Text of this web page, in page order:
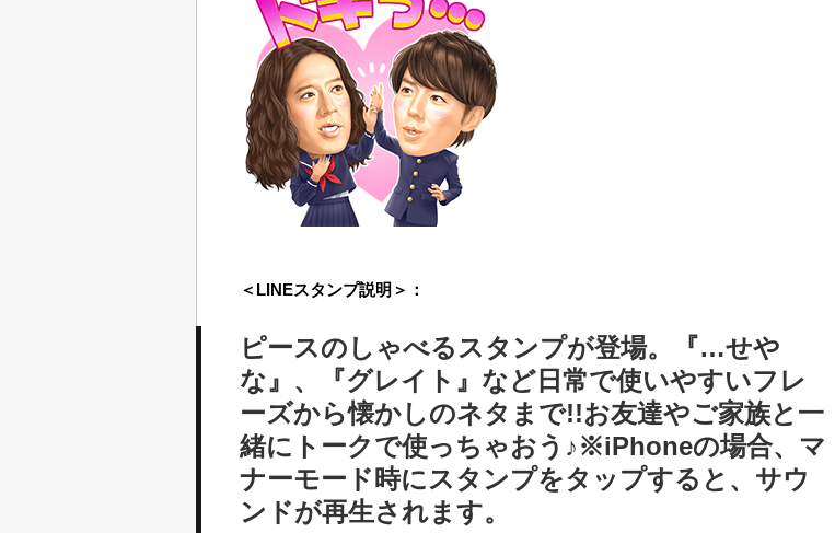
＜LINEスタンプ説明＞：
ピースのしゃべるスタンプが登場。『…せや
な』、『グレイト』など日常で使いやすいフレ
ーズから懐かしのネタまで!!お友達やご家族と一
緒にトークで使っちゃおう♪※iPhoneの場合、マ
ナーモード時にスタンプをタップすると、サウ
ンドが再生されます。